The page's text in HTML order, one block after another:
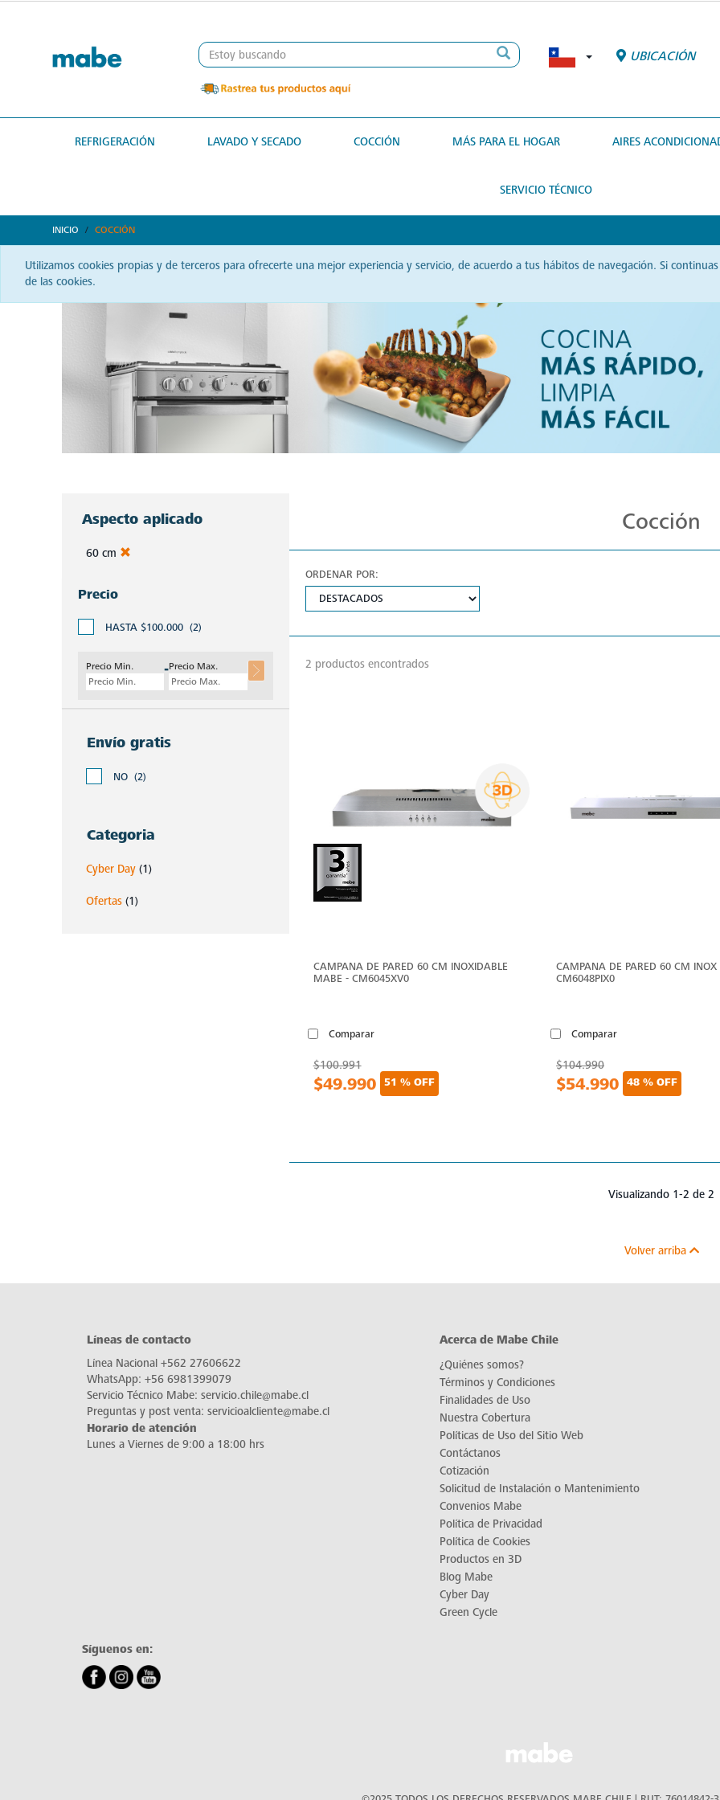
UBICACIÓN
REFRIGERACIÓN LAVADO Y SECADO COCCIÓN MÁS PARA EL HOGAR AIRES
SERVICIO TÉCNICO
INICIO COCCIÓN
Utilizamos cookies propias y de terceros para ofrecerte una mejor experiencia y servicio, de acuerdo a tus hábitos de navegación. Si
de las cookies.
Aspecto aplicado
60 cm
Precio
HASTA $100.000(2)
Precio Min. -Precio Max.
Envío gratis
NO(2)
Categoria
Cyber Day (1)
Ofertas (1)
Cocción
ORDENAR POR:
2 productos encontrados
CAMPANA DE PARED 60 CM INOXIDABLE
MABE - CM6045XV0
Comparar
$100.991
$49.990 51 % OFF
CAMPANA DE PARED 60 CM
CM6048PIX0
Comparar
$104.990
$54.990 48 % OFF
Visualizando 1-2 de 2
Volver arriba
Líneas de contacto
Línea Nacional +562 27606622
WhatsApp: +56 6981399079
Servicio Técnico Mabe: servicio.chile@mabe.cl
Preguntas y post venta: servicioalcliente@mabe.cl
Horario de atención
Lunes a Viernes de 9:00 a 18:00 hrs
Acerca de Mabe Chile
¿Quiénes somos?
Términos y Condiciones
Finalidades de Uso
Nuestra Cobertura
Políticas de Uso del Sitio Web
Contáctanos
Cotización
Solicitud de Instalación o Mantenimiento
Convenios Mabe
Política de Privacidad
Política de Cookies
Productos en 3D
Blog Mabe
Cyber Day
Green Cycle
Síguenos en: